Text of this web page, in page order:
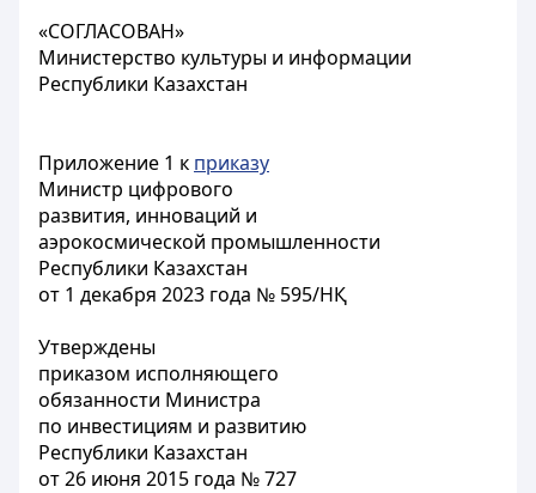
«СОГЛАСОВАН»
Министерство культуры и информации
Республики Казахстан
Приложение 1 к приказу
Министр цифрового
развития, инноваций и
аэрокосмической промышленности
Республики Казахстан
от 1 декабря 2023 года № 595/НҚ
Утверждены
приказом исполняющего
обязанности Министра
по инвестициям и развитию
Республики Казахстан
от 26 июня 2015 года № 727